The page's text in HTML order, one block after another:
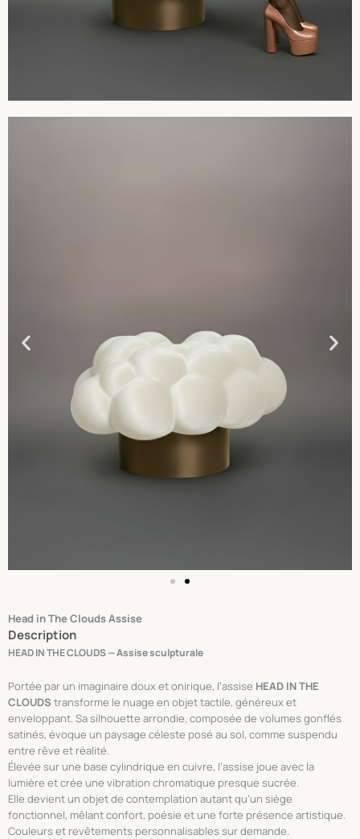
Head in The Clouds Assise
Description
HEAD IN THE CLOUDS — Assise sculpturale
Portée par un imaginaire doux et onirique, l’assise HEAD IN THE
CLOUDS transforme le nuage en objet tactile, généreux et
enveloppant. Sa silhouette arrondie, composée de volumes gonflés
satinés, évoque un paysage céleste posé au sol, comme suspendu
entre rêve et réalité.
Élevée sur une base cylindrique en cuivre, l’assise joue avec la
lumière et crée une vibration chromatique presque sucrée.
Elle devient un objet de contemplation autant qu’un siège
fonctionnel, mêlant confort, poésie et une forte présence artistique.
Couleurs et revêtements personnalisables sur demande.